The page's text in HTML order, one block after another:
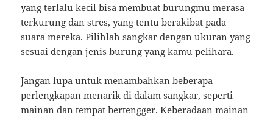
yang terlalu kecil bisa membuat burungmu merasa
terkurung dan stres, yang tentu berakibat pada
suara mereka. Pilihlah sangkar dengan ukuran yang
sesuai dengan jenis burung yang kamu pelihara.
Jangan lupa untuk menambahkan beberapa
perlengkapan menarik di dalam sangkar, seperti
mainan dan tempat bertengger. Keberadaan mainan